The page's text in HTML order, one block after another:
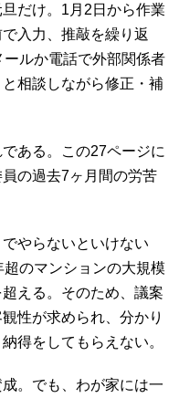
だけ。1月2日から作業
入力、推敲を繰り返
ルか電話で外部関係者
相談しながら修正・補
ある。この27ページに
の過去7ヶ月間の労苦
やらないといけない
のマンションの大規模
える。そのため、議案
性が求められ、分かり
得をしてもらえない。
。でも、わが家には一